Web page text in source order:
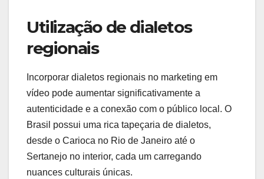
Utilização de dialetos
regionais
Incorporar dialetos regionais no marketing em
vídeo pode aumentar significativamente a
autenticidade e a conexão com o público local. O
Brasil possui uma rica tapeçaria de dialetos,
desde o Carioca no Rio de Janeiro até o
Sertanejo no interior, cada um carregando
nuances culturais únicas.